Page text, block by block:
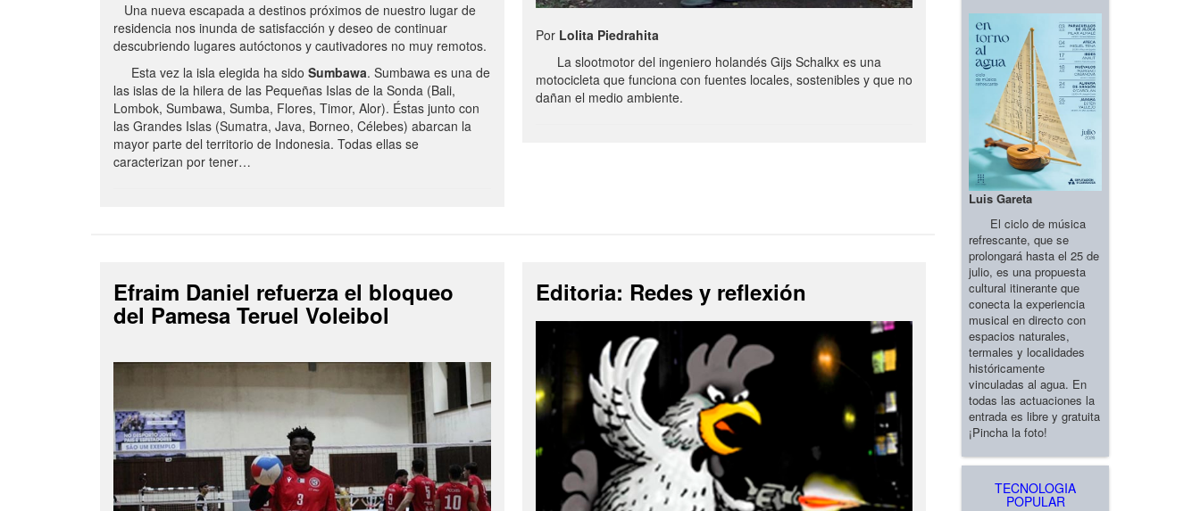
Una nueva escapada a destinos próximos de nuestro lugar de
residencia nos inunda de satisfacción y deseo de continuar
descubriendo lugares autóctonos y cautivadores no muy remotos.
Esta vez la isla elegida ha sido Sumbawa. Sumbawa es una de
las islas de la hilera de las Pequeñas Islas de la Sonda (Bali,
Lombok, Sumbawa, Sumba, Flores, Timor, Alor). Éstas junto con
las Grandes Islas (Sumatra, Java, Borneo, Célebes) abarcan la
mayor parte del territorio de Indonesia. Todas ellas se
caracterizan por tener…
Por Lolita Piedrahita
La slootmotor del ingeniero holandés Gijs Schalkx es una
motocicleta que funciona con fuentes locales, sostenibles y que no
dañan el medio ambiente.
Efraim Daniel refuerza el bloqueo
del Pamesa Teruel Voleibol
Editoria: Redes y reflexión
Luis Gareta
El ciclo de música
refrescante, que se
prolongará hasta el 25 de
julio, es una propuesta
cultural itinerante que
conecta la experiencia
musical en directo con
espacios naturales,
termales y localidades
históricamente
vinculadas al agua. En
todas las actuaciones la
entrada es libre y gratuita
¡Pincha la foto!
TECNOLOGIA
POPULAR